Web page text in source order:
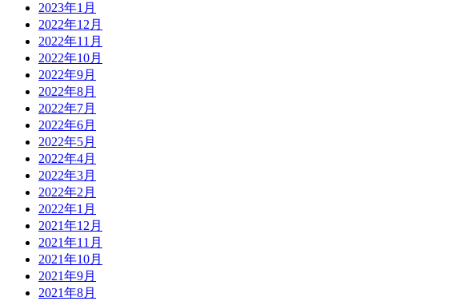
2023年1月
2022年12月
2022年11月
2022年10月
2022年9月
2022年8月
2022年7月
2022年6月
2022年5月
2022年4月
2022年3月
2022年2月
2022年1月
2021年12月
2021年11月
2021年10月
2021年9月
2021年8月